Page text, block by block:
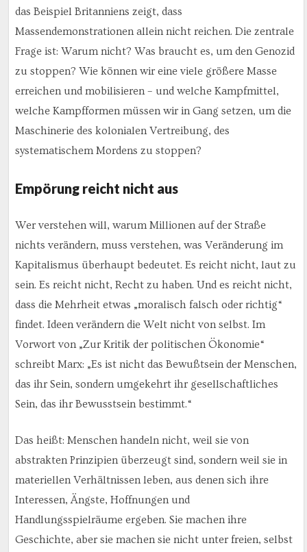
das Beispiel Britanniens zeigt, dass
Massendemonstrationen allein nicht reichen. Die zentrale
Frage ist: Warum nicht? Was braucht es, um den Genozid
zu stoppen? Wie können wir eine viele größere Masse
erreichen und mobilisieren – und welche Kampfmittel,
welche Kampfformen müssen wir in Gang setzen, um die
Maschinerie des kolonialen Vertreibung, des
systematischem Mordens zu stoppen?
Empörung reicht nicht aus
Wer verstehen will, warum Millionen auf der Straße
nichts verändern, muss verstehen, was Veränderung im
Kapitalismus überhaupt bedeutet. Es reicht nicht, laut zu
sein. Es reicht nicht, Recht zu haben. Und es reicht nicht,
dass die Mehrheit etwas „moralisch falsch oder richtig“
findet. Ideen verändern die Welt nicht von selbst. Im
Vorwort von „Zur Kritik der politischen Ökonomie“
schreibt Marx: „Es ist nicht das Bewußtsein der Menschen,
das ihr Sein, sondern umgekehrt ihr gesellschaftliches
Sein, das ihr Bewusstsein bestimmt.“
Das heißt: Menschen handeln nicht, weil sie von
abstrakten Prinzipien überzeugt sind, sondern weil sie in
materiellen Verhältnissen leben, aus denen sich ihre
Interessen, Ängste, Hoffnungen und
Handlungsspielräume ergeben. Sie machen ihre
Geschichte, aber sie machen sie nicht unter freien, selbst